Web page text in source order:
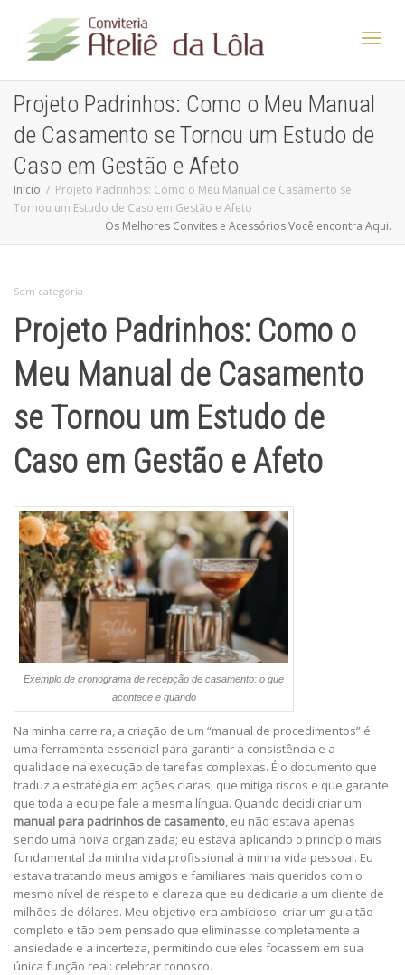
Projeto Padrinhos: Como o Meu Manual
de Casamento se Tornou um Estudo de
Caso em Gestão e Afeto
Inicio
Projeto Padrinhos: Como o Meu Manual de Casamento se
Tornou um Estudo de Caso em Gestão e Afeto
Os Melhores Convites e Acessórios Você encontra Aqui.
Sem categoria
Projeto Padrinhos: Como o
Meu Manual de Casamento
se Tornou um Estudo de
Caso em Gestão e Afeto
Exemplo de cronograma de recepção de casamento: o que
acontece e quando
Na minha carreira, a criação de um “manual de procedimentos” é
uma ferramenta essencial para garantir a consistência e a
qualidade na execução de tarefas complexas. É o documento que
traduz a estratégia em ações claras, que mitiga riscos e que garante
que toda a equipe fale a mesma língua. Quando decidi criar um
manual para padrinhos de casamento, eu não estava apenas
sendo uma noiva organizada; eu estava aplicando o princípio mais
fundamental da minha vida profissional à minha vida pessoal. Eu
estava tratando meus amigos e familiares mais queridos com o
mesmo nível de respeito e clareza que eu dedicaria a um cliente de
milhões de dólares. Meu objetivo era ambicioso: criar um guia tão
completo e tão bem pensado que eliminasse completamente a
ansiedade e a incerteza, permitindo que eles focassem em sua
única função real: celebrar conosco.